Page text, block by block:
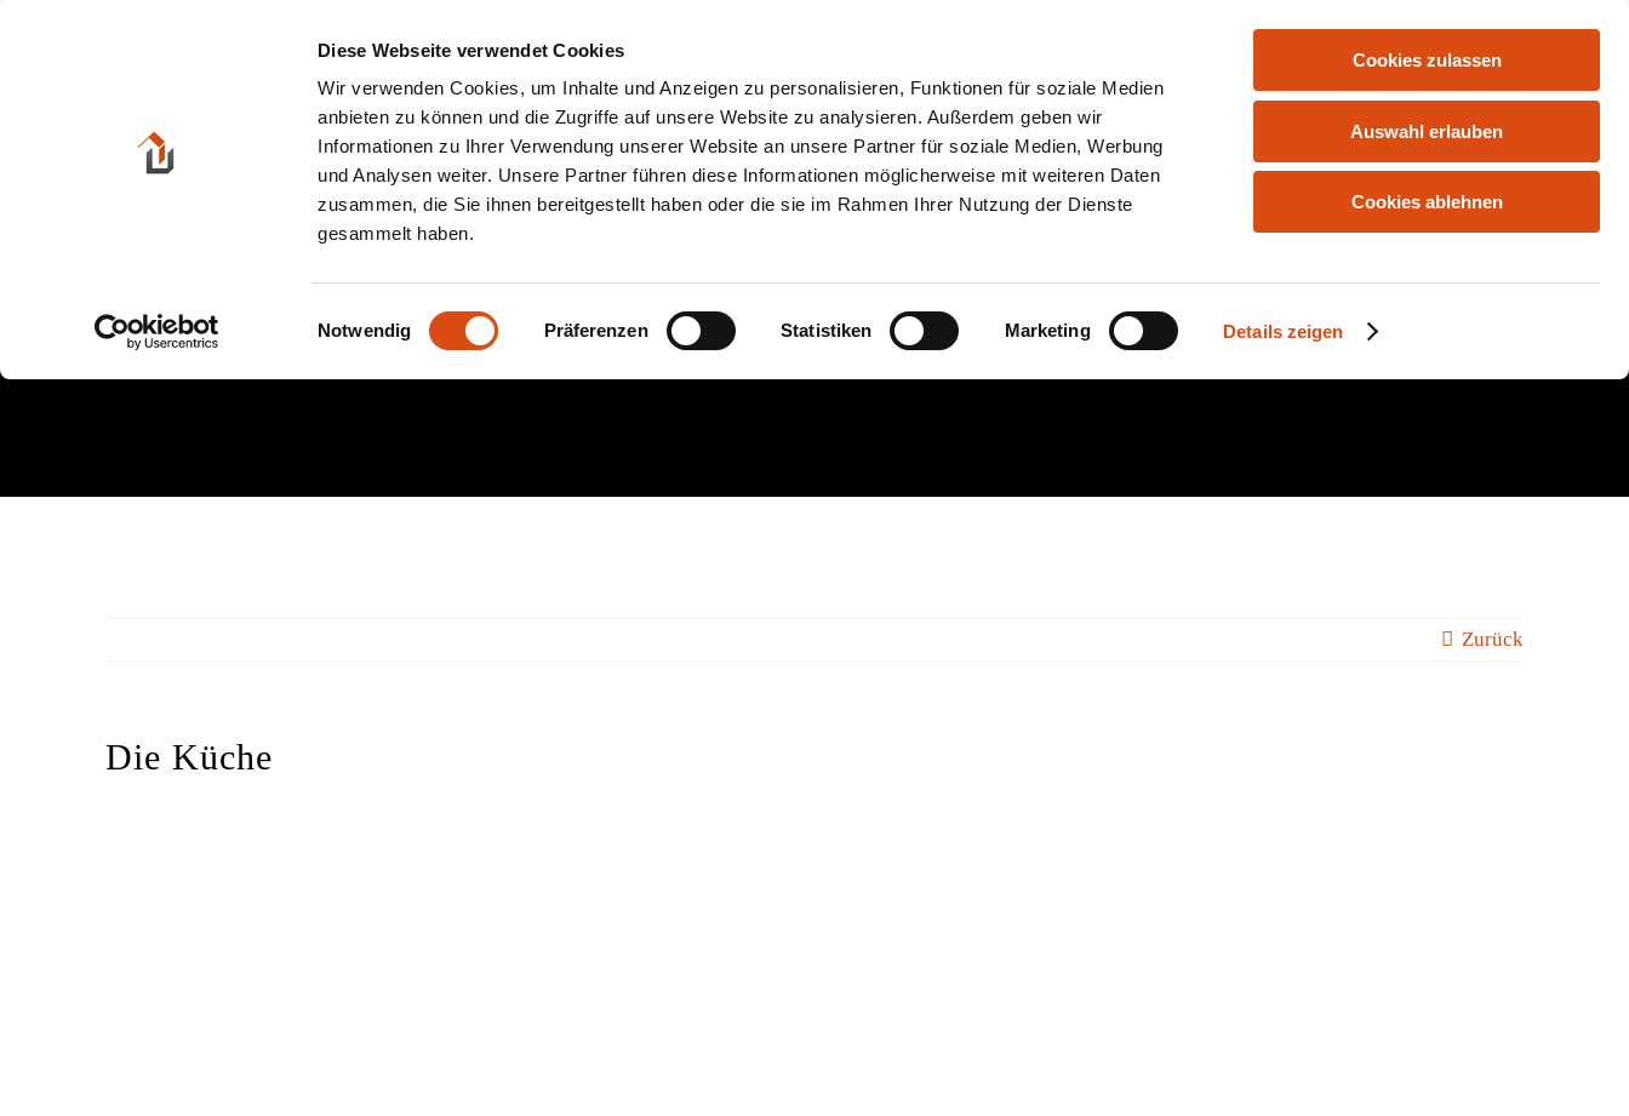
Diese Webseite verwendet Cookies
Wir verwenden Cookies, um Inhalte und Anzeigen zu personalisieren, Funktionen für soziale Medien
anbieten zu können und die Zugriffe auf unsere Website zu analysieren. Außerdem geben wir
Informationen zu Ihrer Verwendung unserer Website an unsere Partner für soziale Medien, Werbung
und Analysen weiter. Unsere Partner führen diese Informationen möglicherweise mit weiteren Daten
zusammen, die Sie ihnen bereitgestellt haben oder die sie im Rahmen Ihrer Nutzung der Dienste
gesammelt haben.
Einwilligungsauswahl
Notwendig Präferenzen Statistiken Marketing Details zeigen
Cookies zulassen
Auswahl erlauben
Cookies ablehnen
KONTAKT
Die Küche
Zurück
Die Küche